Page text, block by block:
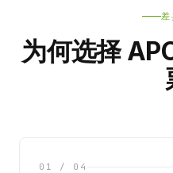
差
为何选择
01 / 04